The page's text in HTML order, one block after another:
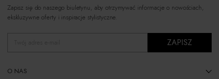
Zapisz się do naszego biuletynu, aby otrzymywać informacje o nowościach,
ekskluzywne oferty i inspiracje stylistyczne.
ZAPISZ
O NAS